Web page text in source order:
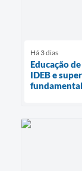
Há 3 dias
Educação
IDEB e
fundamental